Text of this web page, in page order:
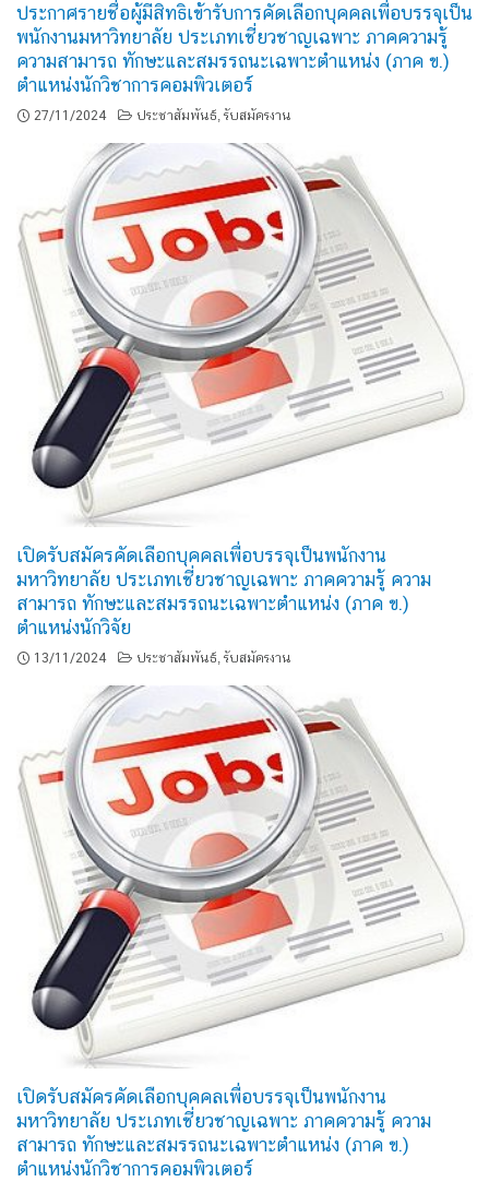
ประกาศรายชื่อผู้มีสิทธิเข้ารับการคัดเลือกบุคคลเพื่อบรรจุเป็น
พนักงานมหาวิทยาลัย ประเภทเชี่ยวชาญเฉพาะ ภาคความรู้
ความสามารถ ทักษะและสมรรถนะเฉพาะตำแหน่ง (ภาค ข.)
ตำแหน่งนักวิชาการคอมพิวเตอร์
27/11/2024 ประชาสัมพันธ์ รับสมัครงาน
เปิดรับสมัครคัดเลือกบุคคลเพื่อบรรจุเป็นพนักงาน
มหาวิทยาลัย ประเภทเชี่ยวชาญเฉพาะ ภาคความรู้ ความ
สามารถ ทักษะและสมรรถนะเฉพาะตำแหน่ง (ภาค ข.)
ตำแหน่งนักวิจัย
13/11/2024 ประชาสัมพันธ์ รับสมัครงาน
เปิดรับสมัครคัดเลือกบุคคลเพื่อบรรจุเป็นพนักงาน
มหาวิทยาลัย ประเภทเชี่ยวชาญเฉพาะ ภาคความรู้ ความ
สามารถ ทักษะและสมรรถนะเฉพาะตำแหน่ง (ภาค ข.)
ตำแหน่งนักวิชาการคอมพิวเตอร์